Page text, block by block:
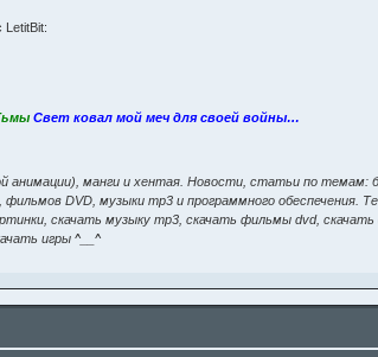
LetitBit:
Свет ковал мой меч для своей войны…
манги и хентая. Новости, статьи по темам:
DVD, музыки mp3 и программного обеспечения.
скачать музыку mp3, скачать фильмы dvd,
игры ^__^